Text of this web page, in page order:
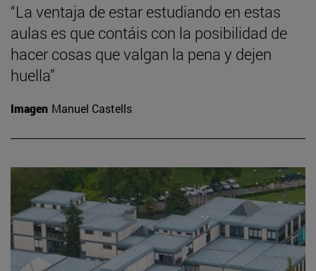
“La ventaja de estar estudiando en estas
aulas es que contáis con la posibilidad de
hacer cosas que valgan la pena y dejen
huella”
Imagen Manuel Castells